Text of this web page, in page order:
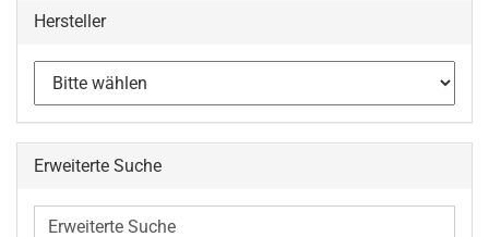
Hersteller
Erweiterte Suche
Erweiterte